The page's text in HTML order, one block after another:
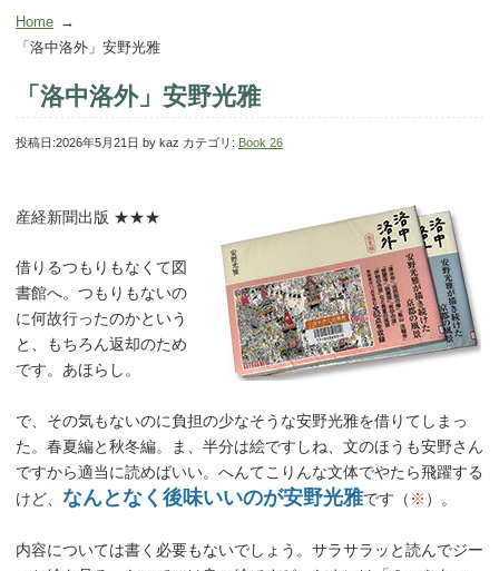
Home
「洛中洛外」安野光雅
「洛中洛外」安野光雅
投稿日:2026年5月21日 by kaz カテゴリ: Book 26
産経新聞出版 ★★★
借りるつもりもなくて図
書館へ。つもりもないの
に何故行ったのかという
と、もちろん返却のため
です。あほらし。
で、その気もないのに負担の少なそうな安野光雅を借りてしまっ
た。春夏編と秋冬編。ま、半分は絵ですしね、文のほうも安野さん
ですから適当に読めばいい。へんてこりんな文体でやたら飛躍する
けど、 なんとなく後味いいのが安野光雅です（ ※ ）。
内容については書く必要もないでしょう。サラサラッと読んでジー